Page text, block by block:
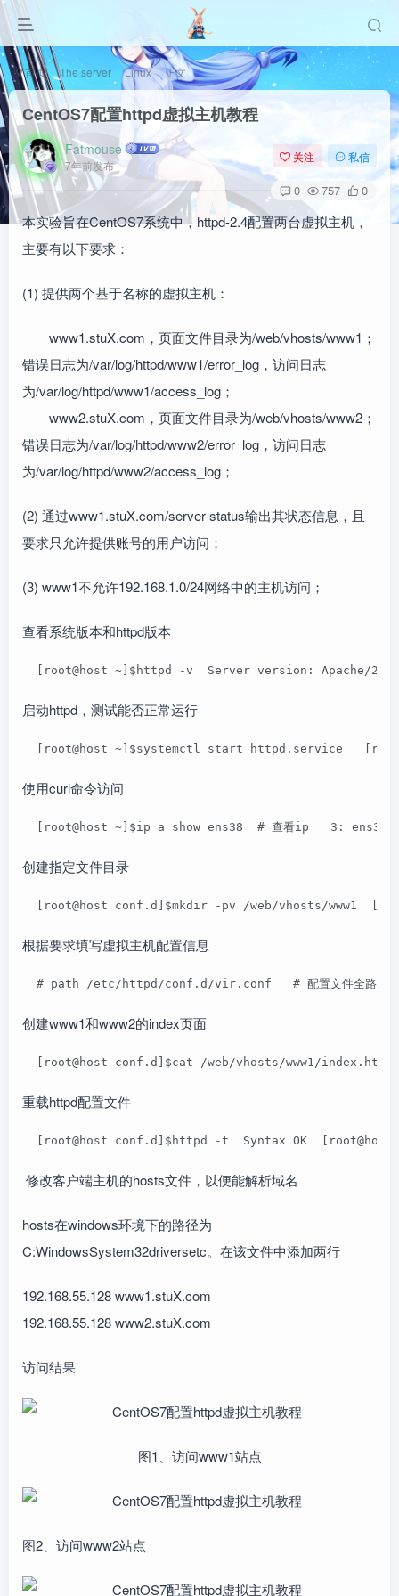
首页 The server Linux 正文
CentOS7配置httpd虚拟主机教程
Fatmouse
7年前发布
关注 私信
0 757 0
本实验旨在CentOS7系统中，httpd-2.4配置两台虚拟主机，
主要有以下要求：
(1) 提供两个基于名称的虚拟主机：
www1.stuX.com，页面文件目录为/web/vhosts/www1；
错误日志为/var/log/httpd/www1/error_log，访问日志
为/var/log/httpd/www1/access_log；
www2.stuX.com，页面文件目录为/web/vhosts/www2；
错误日志为/var/log/httpd/www2/error_log，访问日志
为/var/log/httpd/www2/access_log；
(2) 通过www1.stuX.com/server-status输出其状态信息，且
要求只允许提供账号的用户访问；
(3) www1不允许192.168.1.0/24网络中的主机访问；
查看系统版本和httpd版本
[root@host ~]$httpd -v  Server version: Apache/
启动httpd，测试能否正常运行
[root@host ~]$systemctl start httpd.service
使用curl命令访问
[root@host ~]$ip a show ens38  # 查看ip   3:
创建指定文件目录
[root@host conf.d]$mkdir -pv /web/vhosts/www1
根据要求填写虚拟主机配置信息
# path /etc/httpd/conf.d/vir.conf   # 配置文件全
创建www1和www2的index页面
[root@host conf.d]$cat /web/vhosts/www1/
重载httpd配置文件
[root@host conf.d]$httpd -t  Syntax OK
修改客户端主机的hosts文件，以便能解析域名
hosts在windows环境下的路径为
C:WindowsSystem32driversetc。在该文件中添加两行
192.168.55.128 www1.stuX.com
192.168.55.128 www2.stuX.com
访问结果
图1、访问www1站点
图2、访问www2站点